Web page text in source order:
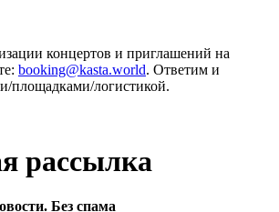
концертов и приглашений на
booking@kasta.world. Ответим и
площадками/логистикой.
рассылка
Без спама